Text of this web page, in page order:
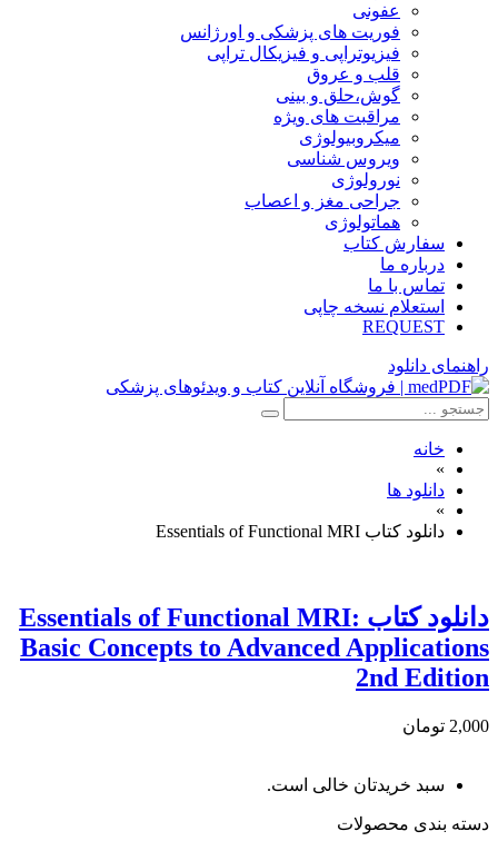
عفونی
فوریت های پزشکی و اورژانس
فیزیوتراپی و فیزیکال تراپی
قلب و عروق
گوش،حلق و بینی
مراقبت های ویژه
میکروبیولوژی
ویروس شناسی
نورولوژی
جراحی مغز و اعصاب
هماتولوژی
سفارش کتاب
درباره ما
تماس با ما
استعلام نسخه چاپی
REQUEST
راهنمای دانلود
خانه
»
دانلود ها
»
دانلود کتاب Essentials of Functional MRI
دانلود کتاب Essentials of Functional MRI:
Basic Concepts to Advanced Applications
2nd Edition
2,000 تومان
سبد خریدتان خالی است.
دسته بندی محصولات